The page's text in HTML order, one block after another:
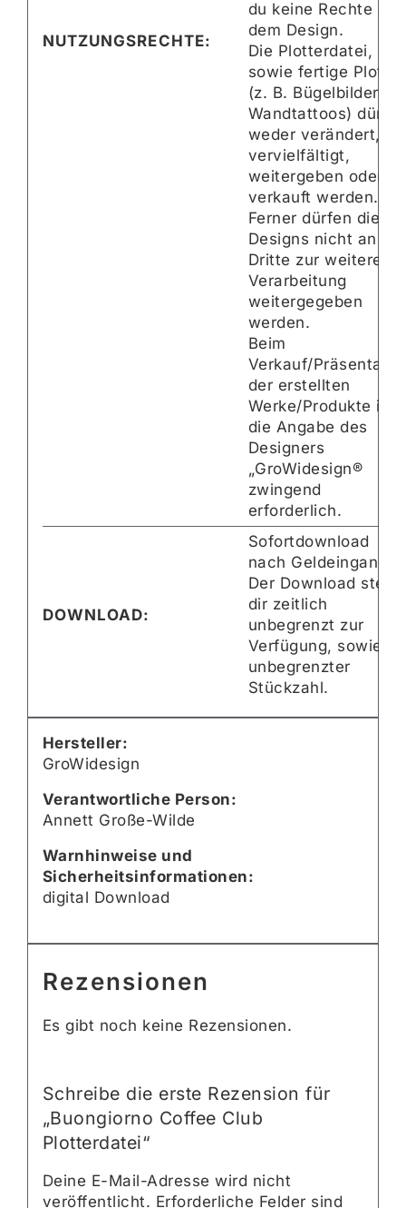
NUTZUNGSRECHTE:
du keine Rechte an
dem Design.
Die Plotterdatei,
sowie fertige Plots
(z. B. Bügelbilder,
Wandtattoos)
weder verändert,
vervielfältigt,
weitergeben oder
verkauft werden.
Ferner dürfen die
Designs nicht an
Dritte zur weiteren
Verarbeitung
weitergegeben
werden.
Beim
Verkauf/
der erstellten
Werke/Produkte ist
die Angabe des
Designers
„GroWidesign®
zwingend
erforderlich.
DOWNLOAD:
Sofortdownload
nach Geldeingang
Der Download steht
dir zeitlich
unbegrenzt zur
Verfügung, sowie
unbegrenzter
Stückzahl.
Hersteller:
GroWidesign
Verantwortliche Person:
Annett Große-Wilde
Warnhinweise und
Sicherheitsinformationen:
digital Download
Rezensionen
Es gibt noch keine Rezensionen.
Schreibe die erste Rezension für
„Buongiorno Coffee Club
Plotterdatei“
Deine E-Mail-Adresse wird nicht
veröffentlicht. Erforderliche Felder sind